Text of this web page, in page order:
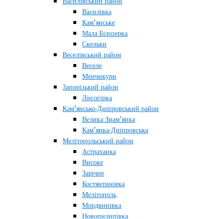
Василівка
Кам’янське
Мала Білозерка
Скельки
Веселівський район
Веселе
Менчикури
Запорізький район
Лисогірка
Кам’янсько-Дніпровський район
Велика Знам’янка
Кам’янка-Дніпровська
Мелітопольський район
Астраханка
Високе
Зарічне
Костянтинівка
Мелітополь
Мордвинівка
Новопилипівка